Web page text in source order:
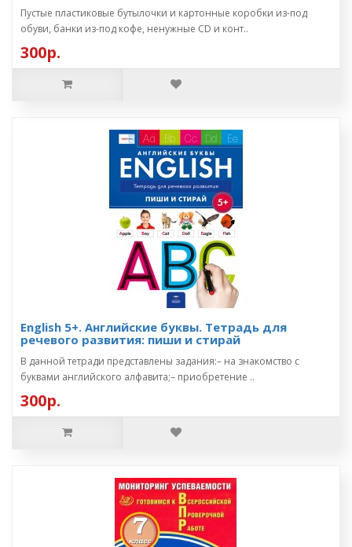
Пустые пластиковые бутылочки и картонные коробки из-под
обуви, банки из-под кофе, ненужные CD и конт..
300р.
English 5+. Английские буквы. Тетрадь для
речевого развития: пиши и стирай
В данной тетради представлены задания:– на знакомство с
буквами английского алфавита;– приобретение ..
300р.